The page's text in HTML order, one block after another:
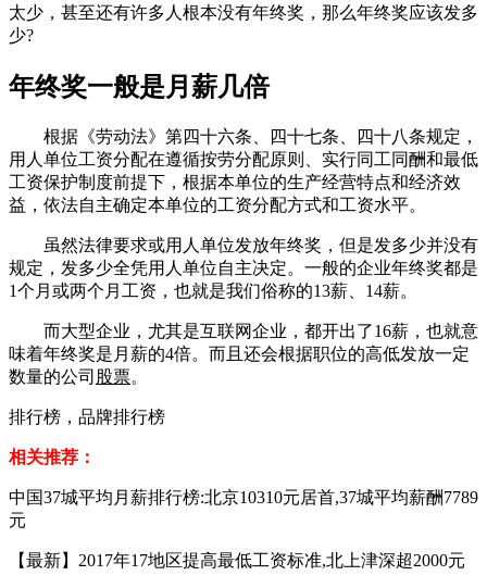
太少，甚至还有许多人根本没有年终奖，那么年终奖应该发多
少?
年终奖一般是月薪几倍
根据《劳动法》第四十六条、四十七条、四十八条规定，
用人单位工资分配在遵循按劳分配原则、实行同工同酬和最低
工资保护制度前提下，根据本单位的生产经营特点和经济效
益，依法自主确定本单位的工资分配方式和工资水平。
虽然法律要求或用人单位发放年终奖，但是发多少并没有
规定，发多少全凭用人单位自主决定。一般的企业年终奖都是
1个月或两个月工资，也就是我们俗称的13薪、14薪。
而大型企业，尤其是互联网企业，都开出了16薪，也就意
味着年终奖是月薪的4倍。而且还会根据职位的高低发放一定
数量的公司 股票。
排行榜，品牌排行榜
相关推荐：
中国37城平均月薪排行榜:北京10310元居首,37城平均薪酬7789
元
【最新】2017年17地区提高最低工资标准,北上津深超2000元